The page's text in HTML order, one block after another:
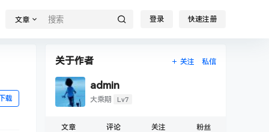
文章 登录 快速注册
载
关于作者 关注 私信
admin
大乘期 Lv7
文章 评论 关注 粉丝